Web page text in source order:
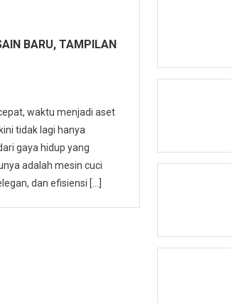
BARU, TAMPILAN
waktu menjadi aset
tidak lagi hanya
gaya hidup yang
adalah mesin cuci
dan efisiensi […]